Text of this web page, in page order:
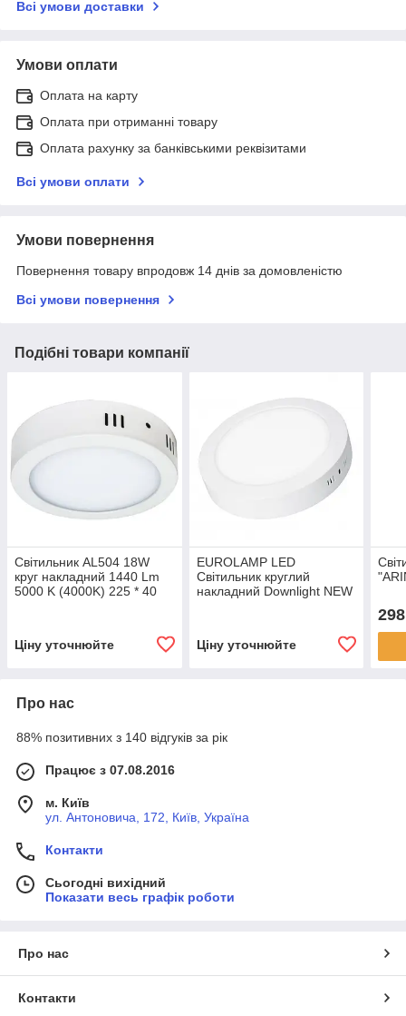
Всі умови доставки
Умови оплати
Оплата на карту
Оплата при отриманні товару
Оплата рахунку за банківськими реквізитами
Всі умови оплати
Умови повернення
Повернення товару впродовж 14 днів за домовленістю
Всі умови повернення
Подібні товари компанії
Світильник AL504 18W
круг накладний 1440 Lm
5000 K (4000K) 225 * 40
Ціну уточнюйте
EUROLAMP LED
Світильник круглий
накладний Downlight NEW
Ціну уточнюйте
Про нас
88% позитивних з 140 відгуків за рік
Працює з 07.08.2016
м. Київ
ул. Антоновича, 172, Київ, Україна
Контакти
Сьогодні вихідний
Показати весь графік роботи
Про нас
Контакти